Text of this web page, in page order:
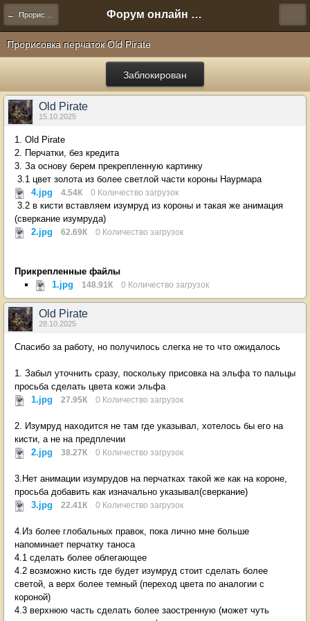
← Прорисовка артефактов Форум онлайн игры "Новая Эра" (Нюра Биз)
Прорисовка перчаток Old Pirate
Заблокирован
Old Pirate
15.10.2025
1. Old Pirate
2. Перчатки, без кредита
3. За основу берем прекрепленную картинку
3.1 цвет золота из более светлой части короны Наурмара
4.jpg
4.54К 0 Количество загрузок
3.2 в кисти вставляем изумруд из короны и такая же анимация
(сверкание изумруда)
2.jpg
62.69К 0 Количество загрузок
Прикрепленные файлы
1.jpg
148.91К 0 Количество загрузок
Old Pirate
28.10.2025
Спасибо за работу, но получилось слегка не то что ожидалось
1. Забыл уточнить сразу, поскольку присовка на эльфа то пальцы
просьба сделать цвета кожи эльфа
1.jpg
27.95К 0 Количество загрузок
2. Изумруд находится не там где указывал, хотелось бы его на
кисти, а не на предплечии
2.jpg
38.27К 0 Количество загрузок
3.Нет анимации изумрудов на перчатках такой же как на короне,
просьба добавить как изначально указывал(сверкание)
3.jpg
22.41К 0 Количество загрузок
4.Из более глобальных правок, пока лично мне больше
напоминает перчатку таноса
4.1 сделать более облегающее
4.2 возможно кисть где будет изумруд стоит сделать более
светой, а верх более темный (переход цвета по аналогии с
короной)
4.3 верхнюю часть сделать более заостренную (может чуть